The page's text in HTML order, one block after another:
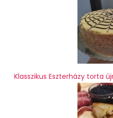
Klasszikus Eszterházy torta